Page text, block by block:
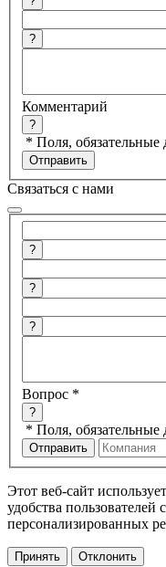
?
Комментарий
?
* Поля, обязательные
Связаться с нами
?
?
?
Вопрос *
?
* Поля, обязательные
Этот веб-сайт
удобства пользователей
персонализированных
Принять Отклонить